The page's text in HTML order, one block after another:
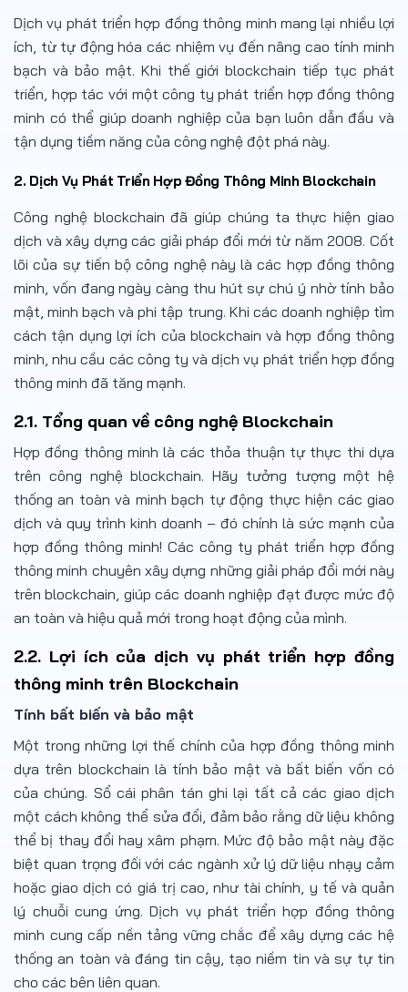
Dịch vụ phát triển hợp đồng thông minh mang lại nhiều lợi
ích, từ tự động hóa các nhiệm vụ đến nâng cao tính minh
bạch và bảo mật. Khi thế giới blockchain tiếp tục phát
triển, hợp tác với một công ty phát triển hợp đồng thông
minh có thể giúp doanh nghiệp của bạn luôn dẫn đầu và
tận dụng tiềm năng của công nghệ đột phá này.
2. Dịch Vụ Phát Triển Hợp Đồng Thông Minh Blockchain
Công nghệ blockchain đã giúp chúng ta thực hiện giao
dịch và xây dựng các giải pháp đổi mới từ năm 2008. Cốt
lõi của sự tiến bộ công nghệ này là các hợp đồng thông
minh, vốn đang ngày càng thu hút sự chú ý nhờ tính bảo
mật, minh bạch và phi tập trung. Khi các doanh nghiệp tìm
cách tận dụng lợi ích của blockchain và hợp đồng thông
minh, nhu cầu các công ty và dịch vụ phát triển hợp đồng
thông minh đã tăng mạnh.
2.1. Tổng quan về công nghệ Blockchain
Hợp đồng thông minh là các thỏa thuận tự thực thi dựa
trên công nghệ blockchain. Hãy tưởng tượng một hệ
thống an toàn và minh bạch tự động thực hiện các giao
dịch và quy trình kinh doanh – đó chính là sức mạnh của
hợp đồng thông minh! Các công ty phát triển hợp đồng
thông minh chuyên xây dựng những giải pháp đổi mới này
trên blockchain, giúp các doanh nghiệp đạt được mức độ
an toàn và hiệu quả mới trong hoạt động của mình.
2.2. Lợi ích của dịch vụ phát triển hợp đồng
thông minh trên Blockchain
Tính bất biến và bảo mật
Một trong những lợi thế chính của hợp đồng thông minh
dựa trên blockchain là tính bảo mật và bất biến vốn có
của chúng. Sổ cái phân tán ghi lại tất cả các giao dịch
một cách không thể sửa đổi, đảm bảo rằng dữ liệu không
thể bị thay đổi hay xâm phạm. Mức độ bảo mật này đặc
biệt quan trọng đối với các ngành xử lý dữ liệu nhạy cảm
hoặc giao dịch có giá trị cao, như tài chính, y tế và quản
lý chuỗi cung ứng. Dịch vụ phát triển hợp đồng thông
minh cung cấp nền tảng vững chắc để xây dựng các hệ
thống an toàn và đáng tin cậy, tạo niềm tin và sự tự tin
cho các bên liên quan.